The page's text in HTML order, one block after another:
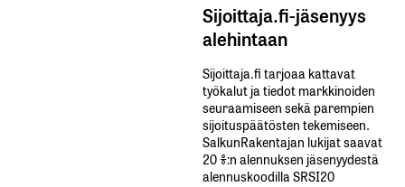
Sijoittaja.fi-jäsenyys
alehintaan
Sijoittaja.fi tarjoaa kattavat
työkalut ja tiedot markkinoiden
seuraamiseen sekä parempien
sijoituspäätösten tekemiseen.
SalkunRakentajan lukijat saavat
20 %:n alennuksen jäsenyydestä
alennuskoodilla SRSI20